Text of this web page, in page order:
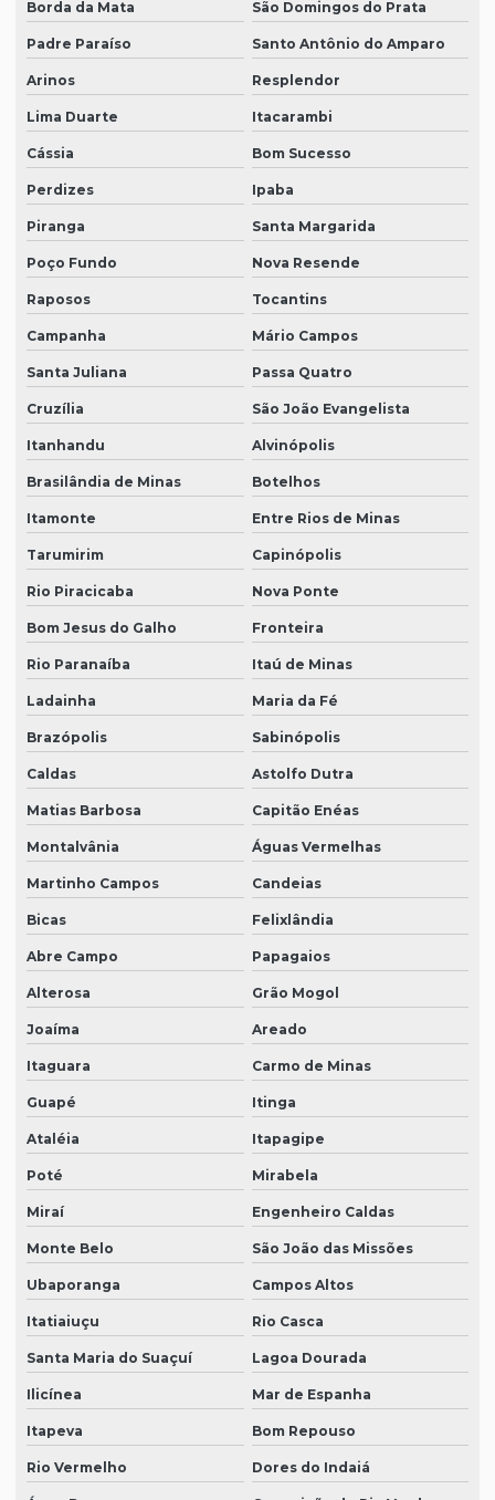
Borda da Mata São Domingos do Prata
Padre Paraíso Santo Antônio do Amparo
Arinos Resplendor
Lima Duarte Itacarambi
Cássia Bom Sucesso
Perdizes Ipaba
Piranga Santa Margarida
Poço Fundo Nova Resende
Raposos Tocantins
Campanha Mário Campos
Santa Juliana Passa Quatro
Cruzília São João Evangelista
Itanhandu Alvinópolis
Brasilândia de Minas Botelhos
Itamonte Entre Rios de Minas
Tarumirim Capinópolis
Rio Piracicaba Nova Ponte
Bom Jesus do Galho Fronteira
Rio Paranaíba Itaú de Minas
Ladainha Maria da Fé
Brazópolis Sabinópolis
Caldas Astolfo Dutra
Matias Barbosa Capitão Enéas
Montalvânia Águas Vermelhas
Martinho Campos Candeias
Bicas Felixlândia
Abre Campo Papagaios
Alterosa Grão Mogol
Joaíma Areado
Itaguara Carmo de Minas
Guapé Itinga
Ataléia Itapagipe
Poté Mirabela
Miraí Engenheiro Caldas
Monte Belo São João das Missões
Ubaporanga Campos Altos
Itatiaiuçu Rio Casca
Santa Maria do Suaçuí Lagoa Dourada
Ilicínea Mar de Espanha
Itapeva Bom Repouso
Rio Vermelho Dores do Indaiá